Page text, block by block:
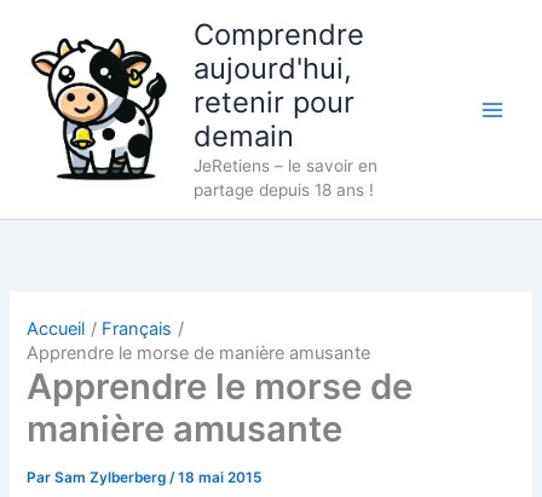
contenu
Comprendre
aujourd'hui,
retenir pour
demain
JeRetiens – le savoir en
partage depuis 18 ans !
Accueil
Français
Apprendre le morse de manière amusante
Apprendre le morse de
manière amusante
ParSam Zylberberg/18 mai 2015